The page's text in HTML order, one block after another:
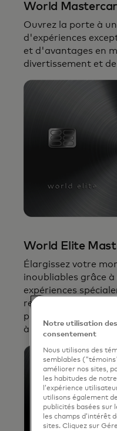
World
Ouvrez la porte à
d'expériences
et d'avantages en
divertissement et de
World Elite
Élargissez votre
inoubliables grâce à
expériences
restaurants très
prévente de billets
à l'aéroport.
Notre utilisation
consentement
Nous utilisons des
semblables
améliorer nos sites,
les habitudes de
l’expérience
utilisons également
publicités basées sur
les champs d’intérêt
sites. Cliquez sur